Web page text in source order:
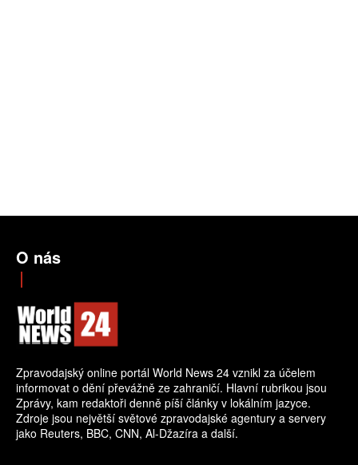
O nás
Zpravodajský online portál World News 24 vznikl za účelem
informovat o dění převážně ze zahraničí. Hlavní rubrikou jsou
Zprávy, kam redaktoři denně píší články v lokálním jazyce.
Zdroje jsou největší světové zpravodajské agentury a servery
jako Reuters, BBC, CNN, Al-Džazíra a další.